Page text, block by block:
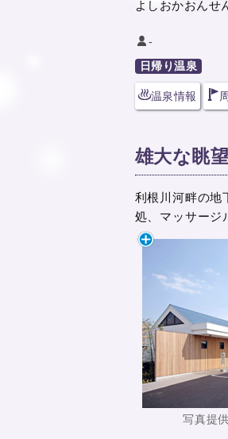
よしおかおんせ
-
日帰り温泉
温泉情報
雄大な眺
利根川河畔の地
処、マッサージ
写真提